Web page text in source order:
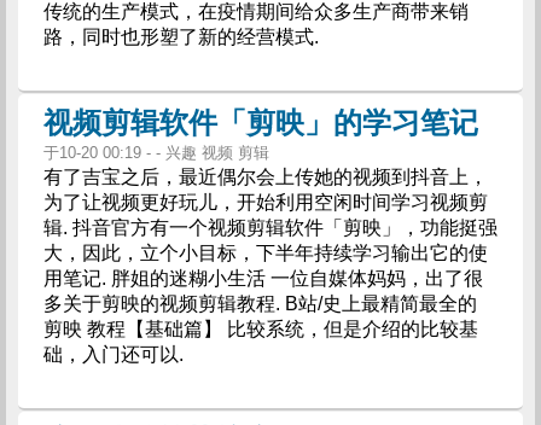
传统的生产模式，在疫情期间给众多生产商带来销
路，同时也形塑了新的经营模式.
视频剪辑软件「剪映」的学习笔记
于10-20 00:19 - - 兴趣 视频 剪辑
有了吉宝之后，最近偶尔会上传她的视频到抖音上，
为了让视频更好玩儿，开始利用空闲时间学习视频剪
辑. 抖音官方有一个视频剪辑软件「剪映」，功能挺强
大，因此，立个小目标，下半年持续学习输出它的使
用笔记. 胖姐的迷糊小生活 一位自媒体妈妈，出了很
多关于剪映的视频剪辑教程. B站/史上最精简最全的
剪映 教程【基础篇】 比较系统，但是介绍的比较基
础，入门还可以.